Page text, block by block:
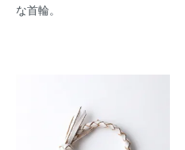
な首輪。